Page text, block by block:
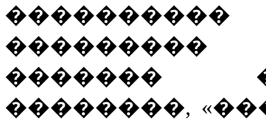
�������
��������,